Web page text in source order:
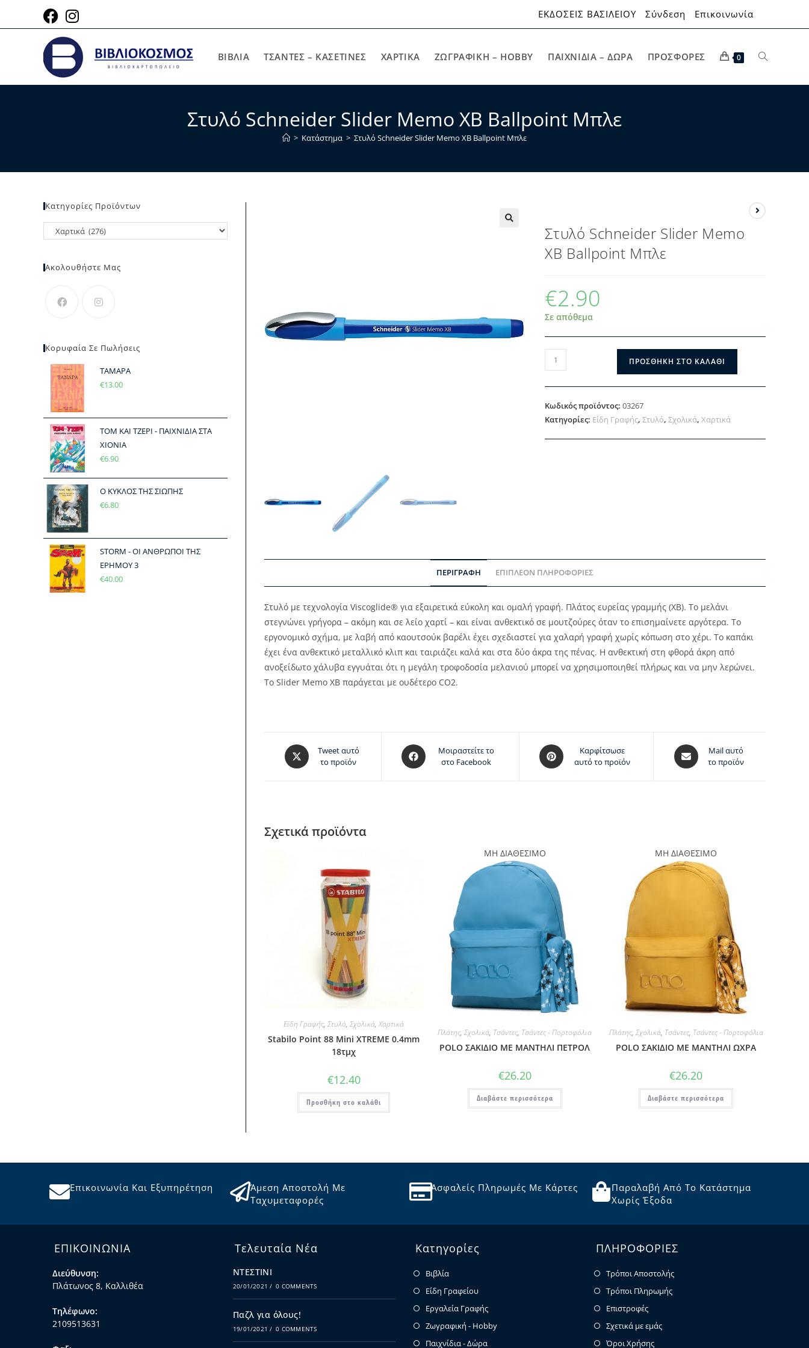
ΕΚΔΟΣΕΙΣ ΒΑΣΙΛΕΙΟΥ Σύνδεση Επικοινωνία
ΒΙΒΛΙΑ ΤΣΑΝΤΕΣ – ΚΑΣΕΤΙΝΕΣ ΧΑΡΤΙΚΆ ΖΩΓΡΑΦΙΚΉ – HOBBY ΠΑΙΧΝΊΔΙΑ – ΔΏΡΑ ΠΡΟΣΦΟΡΈΣ 0
Στυλό Schneider Slider Memo XB Ballpoint Μπλε
> Κατάστημα > Στυλό Schneider Slider Memo XB Ballpoint Μπλε
Στυλό Schneider Slider Memo
XB Ballpoint Μπλε
€2.90
Σε απόθεμα
ΠΡΟΣΘΉΚΗ ΣΤΟ ΚΑΛΆΘΙ
Κωδικός προϊόντος:03267
Κατηγορίες: Είδη Γραφής,Στυλό,Σχολικά,Χαρτικά
ΠΕΡΙΓΡΑΦΉ ΕΠΙΠΛΈΟΝ ΠΛΗΡΟΦΟΡΊΕΣ
Στυλό με τεχνολογία Viscoglide® για εξαιρετικά εύκολη και ομαλή γραφή. Πλάτος ευρείας γραμμής (XB). Το μελάνι
στεγνώνει γρήγορα – ακόμη και σε λείο χαρτί – και είναι ανθεκτικό σε μουτζούρες όταν το επισημαίνετε αργότερα. Το
εργονομικό σχήμα, με λαβή από καουτσούκ βαρέλι έχει σχεδιαστεί για χαλαρή γραφή χωρίς κόπωση στο χέρι. Το καπάκι
έχει ένα ανθεκτικό μεταλλικό κλιπ και ταιριάζει καλά και στα δύο άκρα της πένας. Η ανθεκτική στη φθορά άκρη από
ανοξείδωτο χάλυβα εγγυάται ότι η μεγάλη τροφοδοσία μελανιού μπορεί να χρησιμοποιηθεί πλήρως και να μην λερώνει.
Το Slider Memo XB παράγεται με ουδέτερο CO2.
Tweet αυτό
το προϊόν
Μοιραστείτε το
στο Facebook
Καρφίτσωσε
αυτό το προϊόν
Mail αυτό
το προϊόν
Σχετικά προϊόντα
Είδη Γραφής,Στυλό,Σχολικά,Χαρτικά
Stabilo Point 88 Mini XTREME 0.4mm
18τμχ
€12.40
Προσθήκη στο καλάθι
ΜΗ ΔΙΑΘΕΣΙΜΟ
Πλάτης,Σχολικά, Τσάντες, Τσάντες - Πορτοφόλια
POLO ΣΑΚΙΔΙΟ ΜΕ ΜΑΝΤΗΛΙ ΠΕΤΡΟΛ
€26.20
Διαβάστε περισσότερα
ΜΗ ΔΙΑΘΕΣΙΜΟ
Πλάτης, Σχολικά, Τσάντες, Τσάντες - Πορτοφόλια
POLO ΣΑΚΙΔΙΟ ΜΕ ΜΑΝΤΗΛΙ ΩΧΡΑ
€26.20
Διαβάστε περισσότερα
Κατηγορίες Προϊόντων
Ακολουθήστε Μας
Κορυφαία Σε Πωλήσεις
ΤΑΜΑΡΑ
€13.00
ΤΟΜ ΚΑΙ ΤΖΕΡΙ - ΠΑΙΧΝΙΔΙΑ ΣΤΑ
ΧΙΟΝΙΑ
€6.90
Ο ΚΥΚΛΟΣ ΤΗΣ ΣΙΩΠΗΣ
€6.80
STORM - ΟΙ ΑΝΘΡΩΠΟΙ ΤΗΣ
ΕΡΗΜΟΥ 3
€40.00
Επικοινωνία Και Εξυπηρέτηση
Άμεση Αποστολή Με
Ταχυμεταφορές
Ασφαλείς Πληρωμές Με Κάρτες
Παραλαβή Από Το Κατάστημα
Χωρίς Έξοδα
ΕΠΙΚΟΙΝΩΝΙΑ
Διεύθυνση:
Πλάτωνος 8, Καλλιθέα
Τηλέφωνο:
2109513631
Τελευταία Νέα
ΝΤΕΣΤΙΝΙ
20/01/2021 / 0 COMMENTS
Παζλ για όλους!
19/01/2021 / 0 COMMENTS
Κατηγορίες
Βιβλία
Είδη Γραφείου
Εργαλεία Γραφής
Ζωγραφική - Hobby
Παιχνίδια - Δώρα
ΠΛΗΡΟΦΟΡΙΕΣ
Τρόποι Αποστολής
Τρόποι Πληρωμής
Επιστροφές
Σχετικά με εμάς
Όροι Χρήσης